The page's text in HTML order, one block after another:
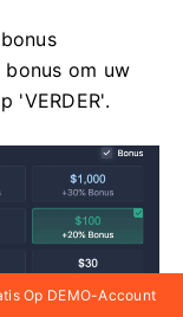
om uw
'VERDER'.
Op DEMO-Account